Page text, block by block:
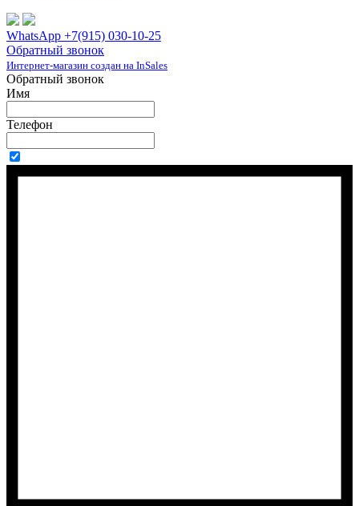
WhatsApp +7(915) 030-10-25
Обратный звонок
Интернет-магазин создан на InSales
Обратный звонок
Имя
Телефон